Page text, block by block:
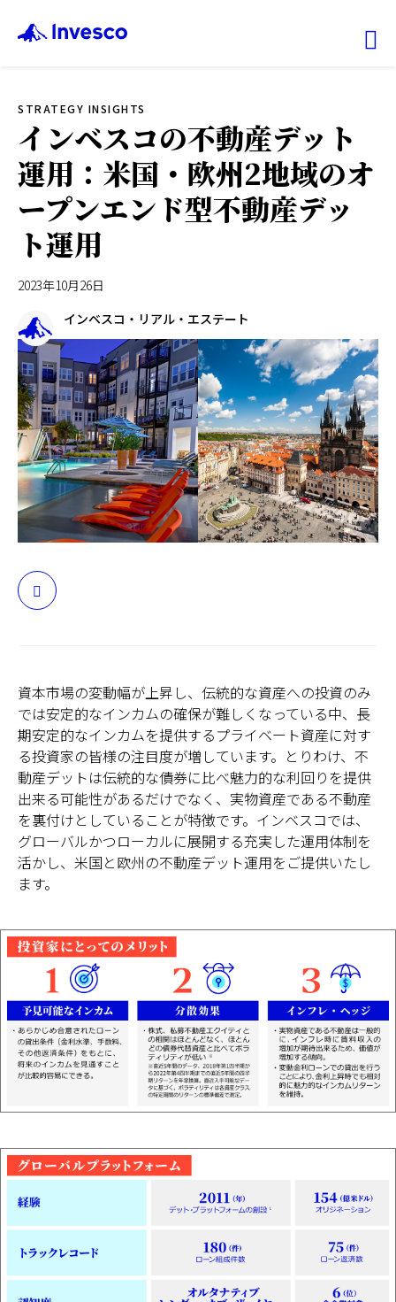
ファンド情報
マーケット情報
投資のヒント
会社情報
機関投資家
日本
STRATEGY INSIGHTS
インベスコの不動産デット
運用：米国・欧州2地域のオ
ープンエンド型不動産デッ
ト運用
2023年10月26日
インベスコ・リアル・エステート
資本市場の変動幅が上昇し、伝統的な資産への投資のみ
では安定的なインカムの確保が難しくなっている中、長
期安定的なインカムを提供するプライベート資産に対す
る投資家の皆様の注目度が増しています。とりわけ、不
動産デットは伝統的な債券に比べ魅力的な利回りを提供
出来る可能性があるだけでなく、実物資産である不動産
を裏付けとしていることが特徴です。インベスコでは、
グローバルかつローカルに展開する充実した運用体制を
活かし、米国と欧州の不動産デット運用をご提供いたし
ます。